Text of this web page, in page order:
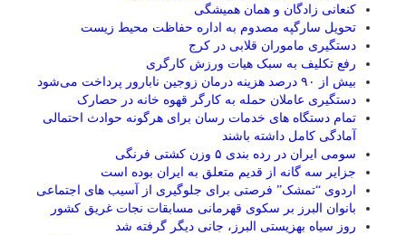
کنعانی زادگان و همان همیشگی
تحویل سارگپه مصدوم به اداره حفاظت محیط زیست
دستگیری ماموران قلابی در کرج
رفع تکلیف به سبک هیات ورزش کارگری
بیش از ۹۰ درصد هزینه درمان زوجین نابارور پرداخت می‌شود
دستگیری عاملان حمله به کارگر قهوه خانه در حصارک
تمام دستگاه های خدمات رسان برای هرگونه حوادث احتمالی
آمادگی کامل داشته باشند
سومی ایران در رده بندی ۵ وزن کشتی فرنگی
جزایر سه گانه از قدیم متعلق به ایران بوده است
اردوی “تمشک” فرصتی برای جلوگیری از آسیب های اجتماعی
بانوان البرز بر سکوی قهرمانی مسابقات نجات غریق کشور
روز سیاه بهزیستی البرز، جانی دیگر گرفته شد